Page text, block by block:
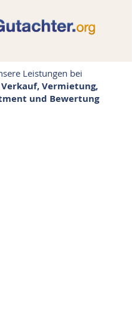
Leistungen bei
Vermietung,
und Bewertung